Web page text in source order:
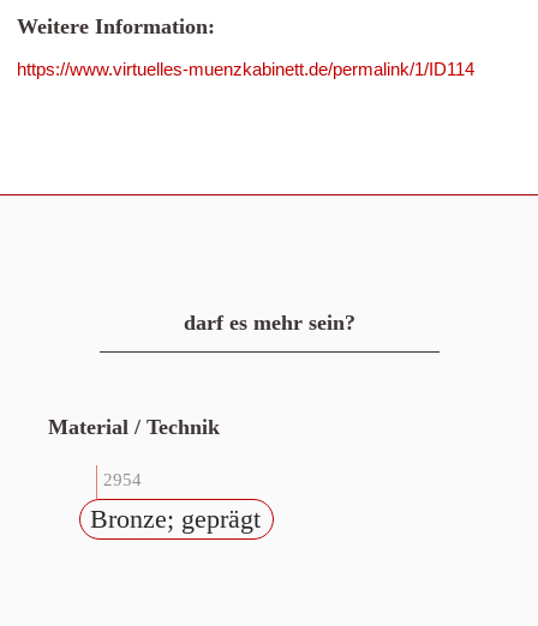
Weitere Information:
https://www.virtuelles-muenzkabinett.de/permalink/1/ID114
darf es mehr sein?
Material / Technik
2954
Bronze; geprägt